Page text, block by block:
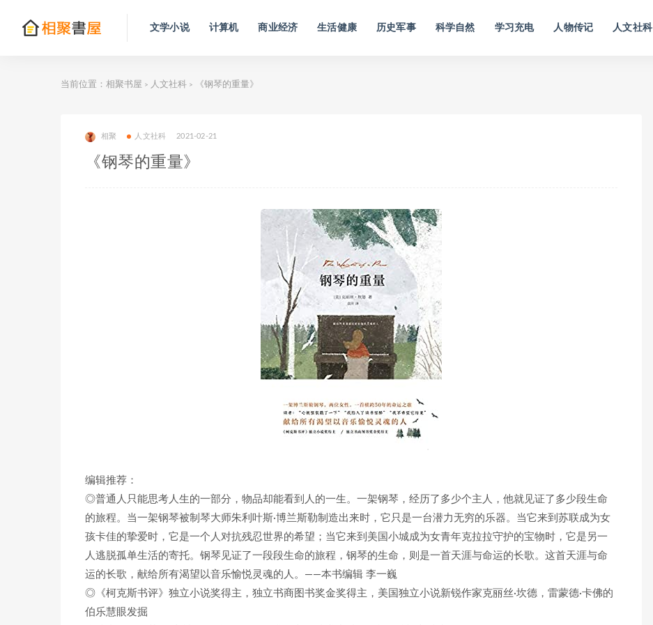
文学小说 计算机 商业经济 生活健康 历史军事 科学自然 学习充电 人物传记 人文社科
当前位置： 相聚书屋 > 人文社科 > 《钢琴的重量》
相聚 人文社科 2021-02-21
《钢琴的重量》
编辑推荐：
◎普通人只能思考人生的一部分，物品却能看到人的一生。一架钢琴，经历了多少个主人，他就见证了多少段生命
的旅程。当一架钢琴被制琴大师朱利叶斯·博兰斯勒制造出来时，它只是一台潜力无穷的乐器。当它来到苏联成为女
孩卡佳的挚爱时，它是一个人对抗残忍世界的希望；当它来到美国小城成为女青年克拉拉守护的宝物时，它是另一
人逃脱孤单生活的寄托。钢琴见证了一段段生命的旅程，钢琴的生命，则是一首天涯与命运的长歌。这首天涯与命
运的长歌，献给所有渴望以音乐愉悦灵魂的人。——本书编辑 李一巍
◎《柯克斯书评》独立小说奖得主，独立书商图书奖金奖得主，美国独立小说新锐作家克丽丝·坎德，雷蒙德·卡佛的
伯乐慧眼发掘